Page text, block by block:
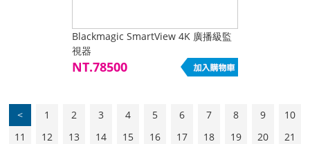
Blackmagic SmartView 4K 廣播級監
視器
NT.78500
< 1 2 3 4 5 6 7 8 9
10
11
12 13 14 15 16 17 18 19 20
21